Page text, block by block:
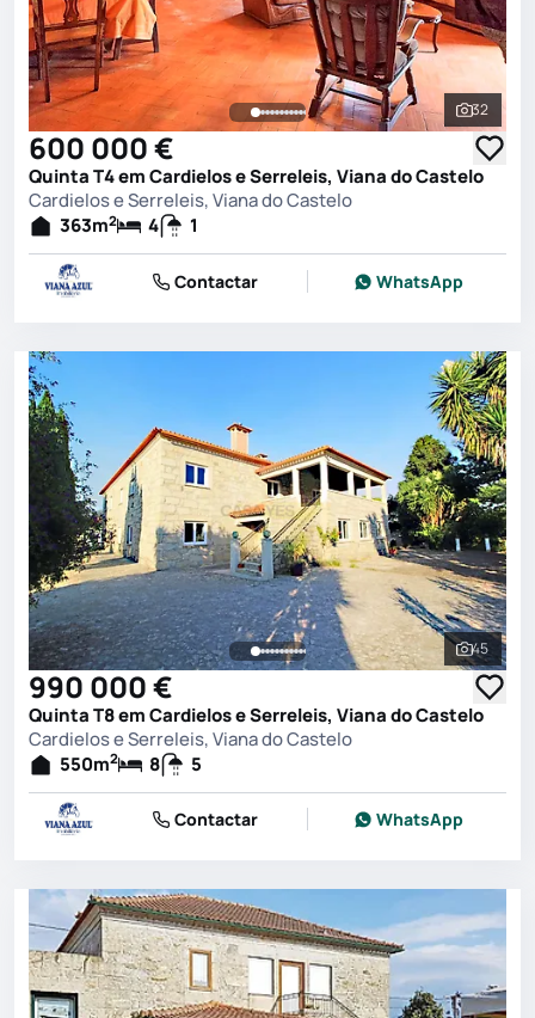
Ver
32
600 000 €
Quinta T4 em Cardielos e Serreleis, Viana do Castelo
Cardielos e Serreleis, Viana do Castelo
363m2 4 1
Contactar WhatsApp
Ver
45
990 000 €
Quinta T8 em Cardielos e Serreleis, Viana do Castelo
Cardielos e Serreleis, Viana do Castelo
550m2 8 5
Contactar WhatsApp